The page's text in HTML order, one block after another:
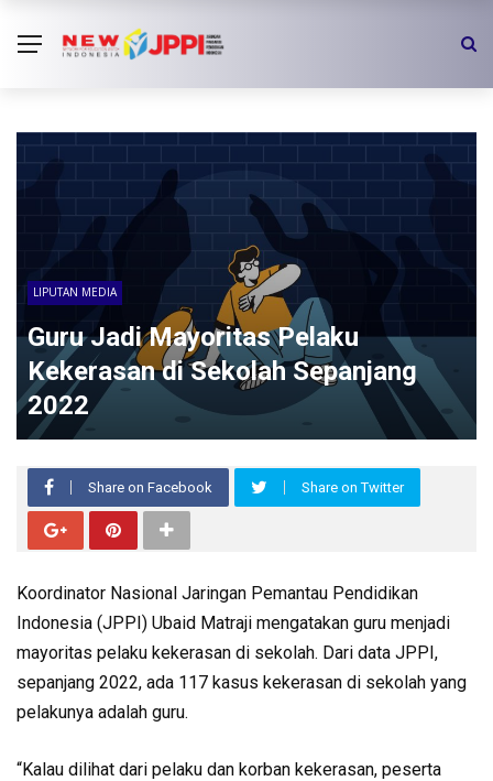
LIPUTAN MEDIA
Guru Jadi Mayoritas Pelaku
Kekerasan di Sekolah Sepanjang
2022
Share on Facebook Share on Twitter
Koordinator Nasional Jaringan Pemantau Pendidikan
Indonesia (JPPI) Ubaid Matraji mengatakan guru menjadi
mayoritas pelaku kekerasan di sekolah. Dari data JPPI,
sepanjang 2022, ada 117 kasus kekerasan di sekolah yang
pelakunya adalah guru.
“Kalau dilihat dari pelaku dan korban kekerasan, peserta